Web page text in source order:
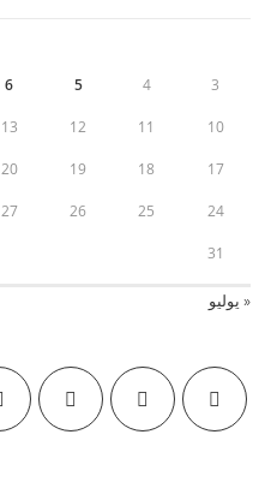
3
4
5
6
10
11
12
13
17
18
19
20
24
25
26
27
31
« يوليو